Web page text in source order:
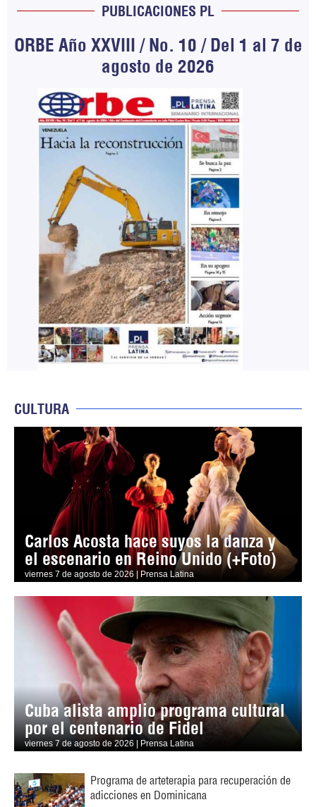
PUBLICACIONES PL
ORBE Año XXVIII / No. 10 / Del 1 al 7 de
agosto de 2026
CULTURA
Carlos Acosta hace suyos la danza y
el escenario en Reino Unido (+Foto)
viernes 7 de agosto de 2026 | Prensa Latina
Cuba alista amplio programa cultural
por el centenario de Fidel
viernes 7 de agosto de 2026 | Prensa Latina
Programa de arteterapia para recuperación de
adicciones en Dominicana